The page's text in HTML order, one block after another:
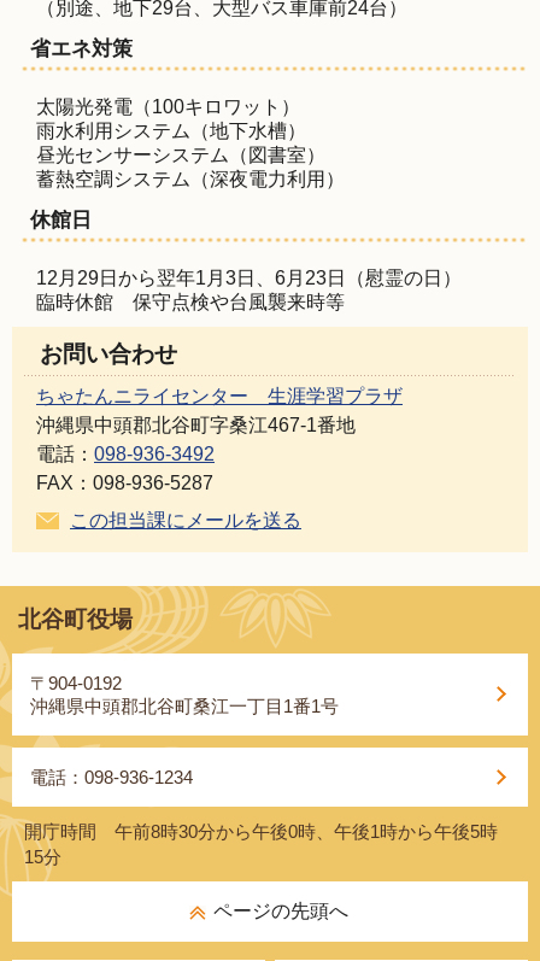
（別途、地下29台、大型バス車庫前24台）
省エネ対策
太陽光発電（100キロワット）
雨水利用システム（地下水槽）
昼光センサーシステム（図書室）
蓄熱空調システム（深夜電力利用）
休館日
12月29日から翌年1月3日、6月23日（慰霊の日）
臨時休館 保守点検や台風襲来時等
お問い合わせ
ちゃたんニライセンター 生涯学習プラザ
沖縄県中頭郡北谷町字桑江467-1番地
電話： 098-936-3492
FAX：098-936-5287
この担当課にメールを送る
北谷町役場
〒904-0192
沖縄県中頭郡北谷町桑江一丁目1番1号
電話：098-936-1234
開庁時間 午前8時30分から午後0時、午後1時から午後5時
15分
ページの先頭へ